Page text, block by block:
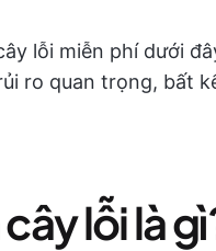
lỗi miễn phí dưới
ro quan trọng, bất
lỗi là